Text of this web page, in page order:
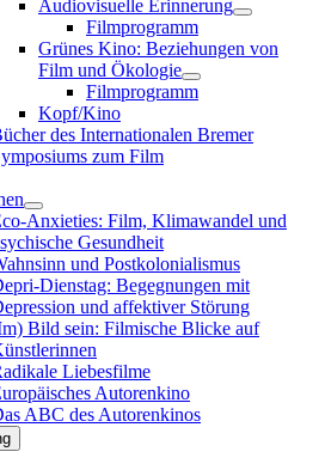
Audiovisuelle Erinnerung
Filmprogramm
Grünes Kino: Beziehungen von
Film und Ökologie
Filmprogramm
Kopf/Kino
des Internationalen Bremer
zum Film
Anxieties: Film, Klimawandel und
Gesundheit
und Postkolonialismus
Dienstag: Begegnungen mit
und affektiver Störung
Bild sein: Filmische Blicke auf
Liebesfilme
Autorenkino
ABC des Autorenkinos